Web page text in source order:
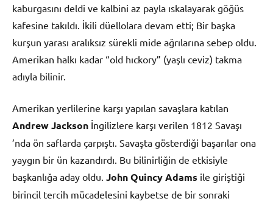
kaburgasını deldi ve kalbini az payla ıskalayarak göğüs
kafesine takıldı. İkili düellolara devam etti; Bir başka
kurşun yarası aralıksız sürekli mide ağrılarına sebep oldu.
Amerikan halkı kadar “old hıckory” (yaşlı ceviz) takma
adıyla bilinir.
Amerikan yerlilerine karşı yapılan savaşlara katılan
Andrew Jackson İngilizlere karşı verilen 1812 Savaşı
’nda ön saflarda çarpıştı. Savaşta gösterdiği başarılar ona
yaygın bir ün kazandırdı. Bu bilinirliğin de etkisiyle
başkanlığa aday oldu. John Quincy Adams ile giriştiği
birincil tercih mücadelesini kaybetse de bir sonraki